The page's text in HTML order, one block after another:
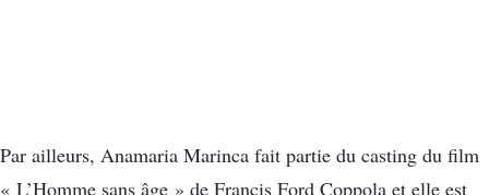
Par ailleurs, Anamaria Marinca fait partie du casting du film
« L’Homme sans âge » de Francis Ford Coppola et elle est